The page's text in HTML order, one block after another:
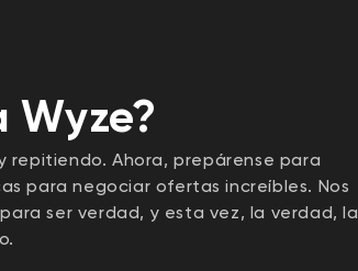
Wyze?
repitiendo. Ahora, prepárense para
para negociar ofertas increíbles. Nos
ser verdad, y esta vez, la verdad, la